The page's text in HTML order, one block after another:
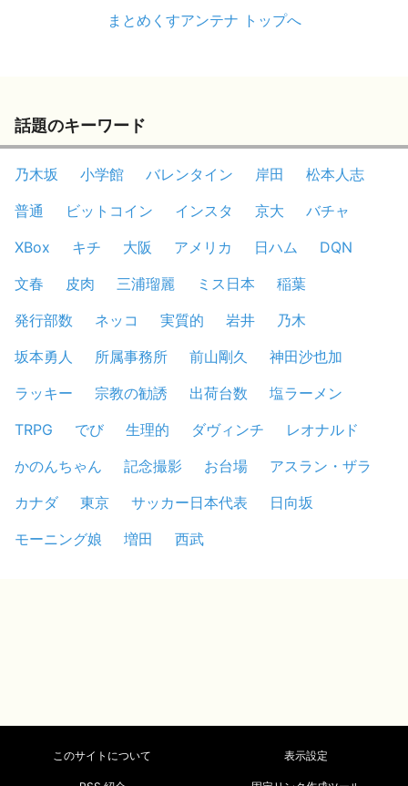
まとめくすアンテナ トップへ
話題のキーワード
乃木坂 小学館 バレンタイン 岸田
松本人志
普通
ビットコイン インスタ 京大
バチャ
XBox
キチ 大阪 アメリカ 日ハム
DQN
文春
皮肉 三浦瑠麗 ミス日本
稲葉
発行部数
ネッコ 実質的 岩井
乃木
坂本勇人
所属事務所 前山剛久
神田沙也加
ラッキー
宗教の勧誘 出荷台数
塩ラーメン
TRPG
でび 生理的 ダヴィンチ
レオナルド
かのんちゃん
記念撮影 お台場
アスラン・ザラ
カナダ
東京 サッカー日本代表
日向坂
モーニング娘
増田 西武
このサイトについて 表示設定